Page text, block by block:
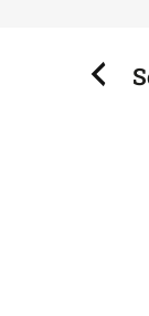
Previous